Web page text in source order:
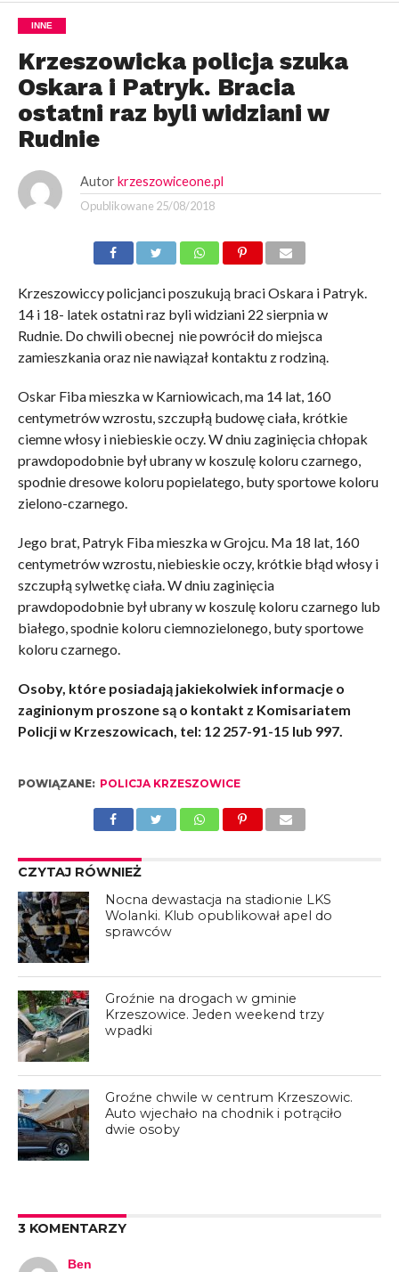
INNE
Krzeszowicka policja szuka
Oskara i Patryk. Bracia
ostatni raz byli widziani w
Rudnie
Autor krzeszowiceone.pl
Opublikowane 25/08/2018
Krzeszowiccy policjanci poszukują braci Oskara i Patryk.
14 i 18- latek ostatni raz byli widziani 22 sierpnia w
Rudnie. Do chwili obecnej nie powrócił do miejsca
zamieszkania oraz nie nawiązał kontaktu z rodziną.
Oskar Fiba mieszka w Karniowicach, ma 14 lat, 160
centymetrów wzrostu, szczupłą budowę ciała, krótkie
ciemne włosy i niebieskie oczy. W dniu zaginięcia chłopak
prawdopodobnie był ubrany w koszulę koloru czarnego,
spodnie dresowe koloru popielatego, buty sportowe koloru
zielono-czarnego.
Jego brat, Patryk Fiba mieszka w Grojcu. Ma 18 lat, 160
centymetrów wzrostu, niebieskie oczy, krótkie błąd włosy i
szczupłą sylwetkę ciała. W dniu zaginięcia
prawdopodobnie był ubrany w koszulę koloru czarnego lub
białego, spodnie koloru ciemnozielonego, buty sportowe
koloru czarnego.
Osoby, które posiadają jakiekolwiek informacje o
zaginionym proszone są o kontakt z Komisariatem
Policji w Krzeszowicach, tel: 12 257-91-15 lub 997.
POWIĄZANE: POLICJA KRZESZOWICE
CZYTAJ RÓWNIEŻ
Nocna dewastacja na stadionie LKS
Wolanki. Klub opublikował apel do
sprawców
Groźnie na drogach w gminie
Krzeszowice. Jeden weekend trzy
wpadki
Groźne chwile w centrum Krzeszowic.
Auto wjechało na chodnik i potrąciło
dwie osoby
3 KOMENTARZY
Ben